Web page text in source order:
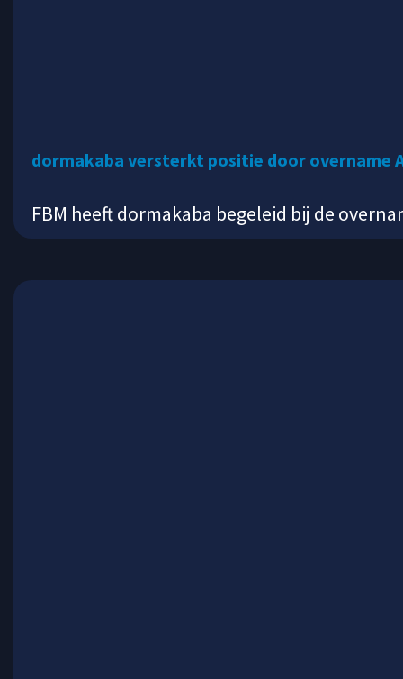
dormakaba versterkt positie door overname
FBM heeft dormakaba begeleid bij de